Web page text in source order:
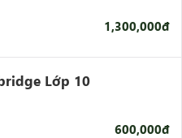
1,300,000đ
Lớp 10
600,000đ